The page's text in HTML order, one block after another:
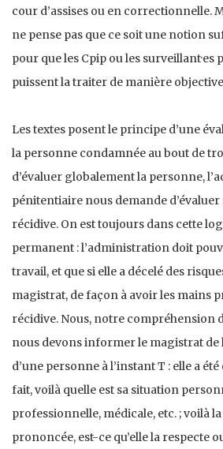
cour d’assises ou en correctionnelle.
ne pense pas que ce soit une notion
pour que les Cpip ou les surveillant·es
puissent la traiter de manière
Les textes posent le principe d’une
la personne condamnée au bout de
d’évaluer globalement la personne,
pénitentiaire nous demande
récidive. On est toujours dans cette
permanent : l’administration doit
travail, et que si elle a décelé des
magistrat, de façon à avoir les mains
récidive. Nous, notre compréhension
nous devons informer le magistrat de
d’une personne à l’instant T : elle a
fait, voilà quelle est sa situation
professionnelle, médicale, etc. ; voilà
prononcée, est-ce qu’elle la respecte